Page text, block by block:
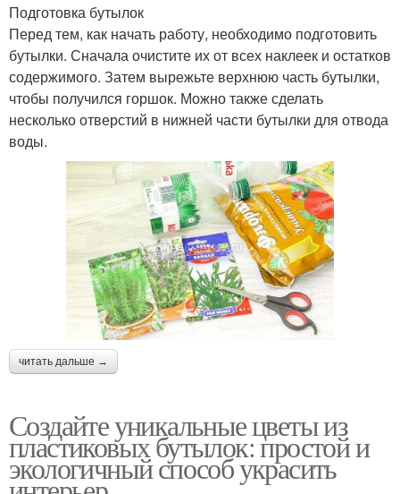
Подготовка бутылок
Перед тем, как начать работу, необходимо подготовить
бутылки. Сначала очистите их от всех наклеек и остатков
содержимого. Затем вырежьте верхнюю часть бутылки,
чтобы получился горшок. Можно также сделать
несколько отверстий в нижней части бутылки для отвода
воды.
читать дальше →
Создайте уникальные цветы из
пластиковых бутылок: простой и
экологичный способ украсить